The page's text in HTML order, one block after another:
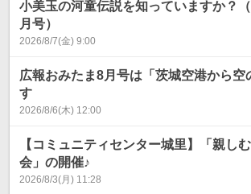
小美玉の河童伝説を知っていますか？
月号）
2026/8/7(金) 9:00
広報おみたま8月号は「茨城空港から空
す
2026/8/6(木) 12:00
【コミュニティセンター城里】「親し
会」の開催♪
2026/8/3(月) 11:28